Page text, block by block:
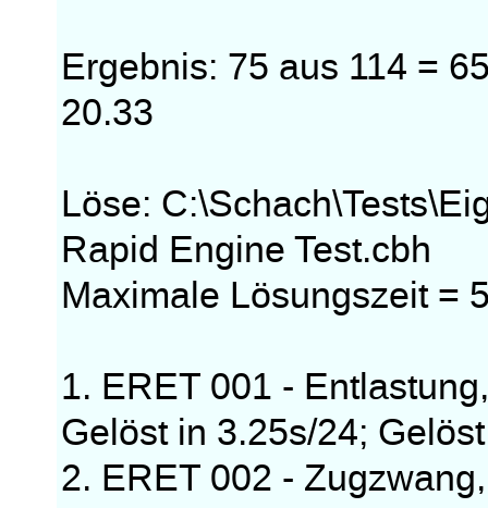
Ergebnis: 75 aus 114 =
20.33
Löse:
Rapid Engine Test.cbh
Maximale Lösungszeit =
1. ERET 001 -
Gelöst in 3.25s/24;
2. ERET 002 -